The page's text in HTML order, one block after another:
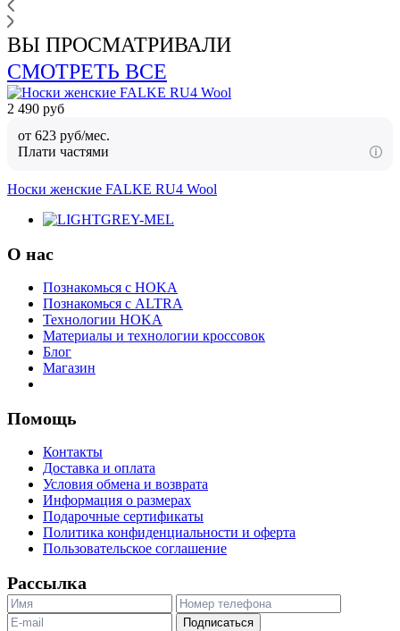
ВЫ ПРОСМАТРИВАЛИ
СМОТРЕТЬ ВСЕ
2 490 руб
от 623 руб/мес.
Плати частями
Носки женские FALKE RU4 Wool
О нас
Познакомься с HOKA
Познакомься с ALTRA
Технологии HOKA
Материалы и технологии кроссовок
Блог
Магазин
Помощь
Контакты
Доставка и оплата
Условия обмена и возврата
Информация о размерах
Подарочные сертификаты
Политика конфиденциальности и оферта
Пользовательское соглашение
Рассылка
Подписаться